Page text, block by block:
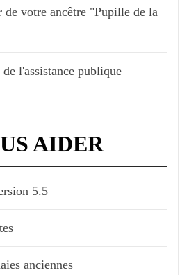
de votre ancêtre "Pupille de la
l'assistance publique
AIDER
5.5
anciennes